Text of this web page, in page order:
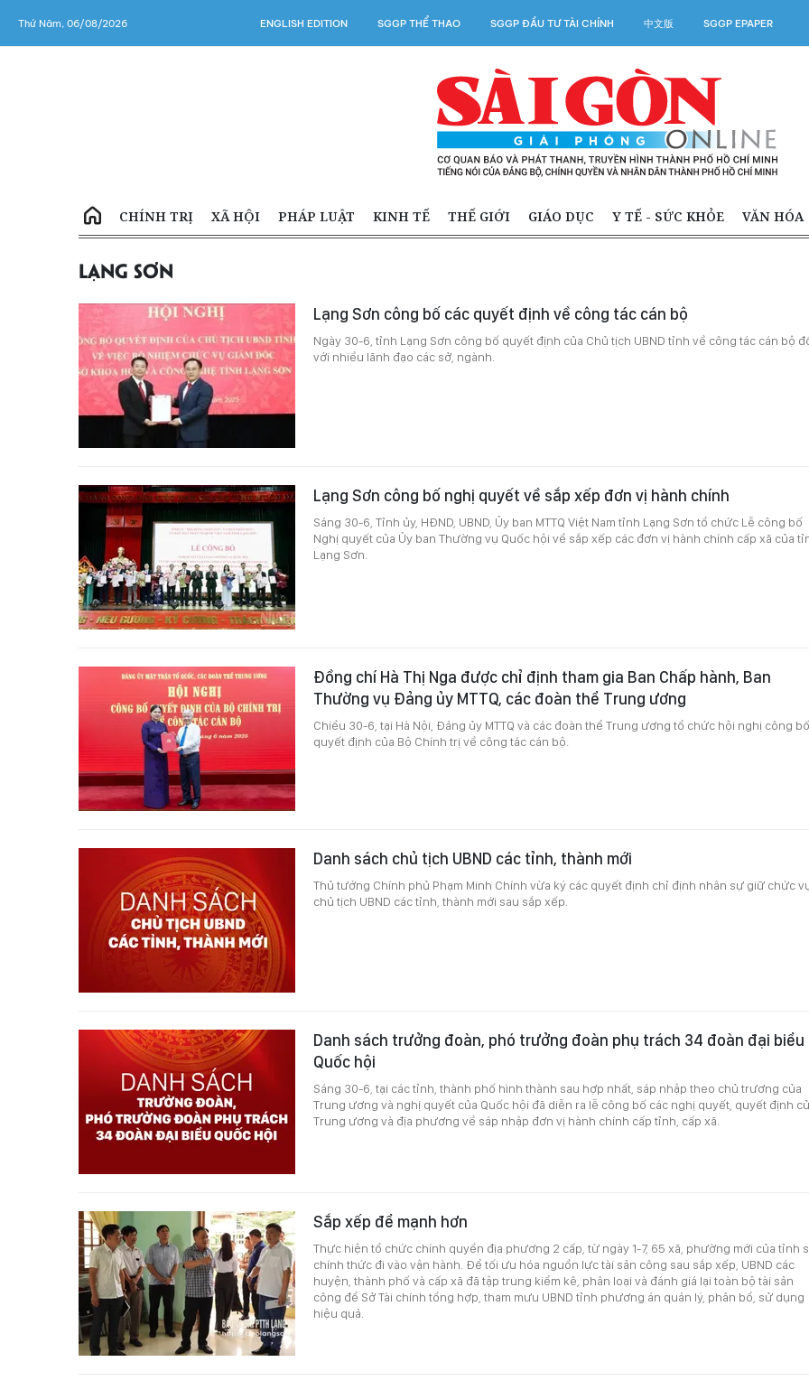
Thứ Năm, 06/08/2026 ENGLISH EDITION SGGP THỂ THAO SGGP ĐẦU TƯ TÀI CHÍNH 中文版 SGGP EPAPER
CHÍNH TRỊ XÃ HỘI PHÁP LUẬT KINH TẾ THẾ GIỚI GIÁO DỤC Y TẾ - SỨC KHỎE VĂN HÓA
LẠNG SƠN
Lạng Sơn công bố các quyết định về công tác cán bộ
Ngày 30-6, tỉnh Lạng Sơn công bố quyết định của Chủ tịch UBND tỉnh về công tác cán bộ
với nhiều lãnh đạo các sở, ngành.
Lạng Sơn công bố nghị quyết về sắp xếp đơn vị hành chính
Sáng 30-6, Tỉnh ủy, HĐND, UBND, Ủy ban MTTQ Việt Nam tỉnh Lạng Sơn tổ chức Lễ công bố
Nghị quyết của Ủy ban Thường vụ Quốc hội về sắp xếp các đơn vị hành chính cấp xã của
Lạng Sơn.
Đồng chí Hà Thị Nga được chỉ định tham gia Ban Chấp hành, Ban
Thường vụ Đảng ủy MTTQ, các đoàn thể Trung ương
Chiều 30-6, tại Hà Nội, Đảng ủy MTTQ và các đoàn thể Trung ương tổ chức hội nghị công bố
quyết định của Bộ Chính trị về công tác cán bộ.
Danh sách chủ tịch UBND các tỉnh, thành mới
Thủ tướng Chính phủ Phạm Minh Chính vừa ký các quyết định chỉ định nhân sự giữ chức
chủ tịch UBND các tỉnh, thành mới sau sắp xếp.
Danh sách trưởng đoàn, phó trưởng đoàn phụ trách 34 đoàn đại biểu
Quốc hội
Sáng 30-6, tại các tỉnh, thành phố hình thành sau hợp nhất, sáp nhập theo chủ trương của
Trung ương và nghị quyết của Quốc hội đã diễn ra lễ công bố các nghị quyết, quyết định
Trung ương và địa phương về sáp nhập đơn vị hành chính cấp tỉnh, cấp xã.
Sắp xếp để mạnh hơn
Thực hiện tổ chức chính quyền địa phương 2 cấp, từ ngày 1-7, 65 xã, phường mới của tỉnh
chính thức đi vào vận hành. Để tối ưu hóa nguồn lực tài sản công sau sắp xếp, UBND các
huyện, thành phố và cấp xã đã tập trung kiểm kê, phân loại và đánh giá lại toàn bộ tài sản
công để Sở Tài chính tổng hợp, tham mưu UBND tỉnh phương án quản lý, phân bổ, sử dụng
hiệu quả.